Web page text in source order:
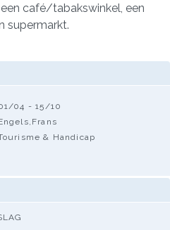
café/tabakswinkel, een
supermarkt.
04 - 15/10
& Handicap